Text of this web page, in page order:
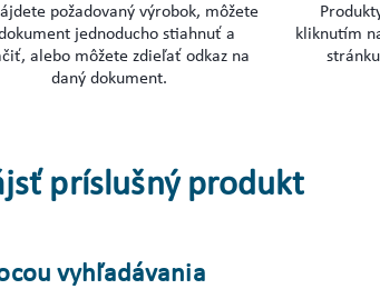
požadovaný výrobok, môžete
jednoducho stiahnuť a
alebo môžete zdieľať odkaz na
daný dokument.
kliknutím
príslušný produkt
vyhľadávania